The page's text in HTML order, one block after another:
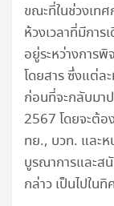
ขณะที่ในช่วงเท
ห้วงเวลาที่มีกา
อยู่ระหว่างการ
โดยสาร ซึ่งแต่ล
ก่อนที่จะกลับมา
2567 โดยจะต้อ
ทย., บวท. และห
บูรณาการและส
กล่าว เป็นไปใน